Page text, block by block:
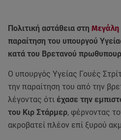
Πολιτική αστάθεια στη Μεγάλη
παραίτηση του υπουργού
κατά του Βρετανού
Ο υπουργός Υγείας Γουές
την παραίτηση του από την
λέγοντας ότι έχασε την
του Κιρ Στάρμερ, φέρνοντας
ακροβατεί πλέον επί ξυρού